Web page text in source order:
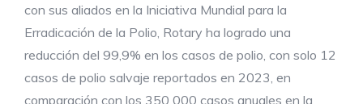
con sus aliados en la Iniciativa Mundial para la
Erradicación de la Polio, Rotary ha logrado una
reducción del 99,9% en los casos de polio, con solo 12
casos de polio salvaje reportados en 2023, en
comparación con los 350 000 casos anuales en la